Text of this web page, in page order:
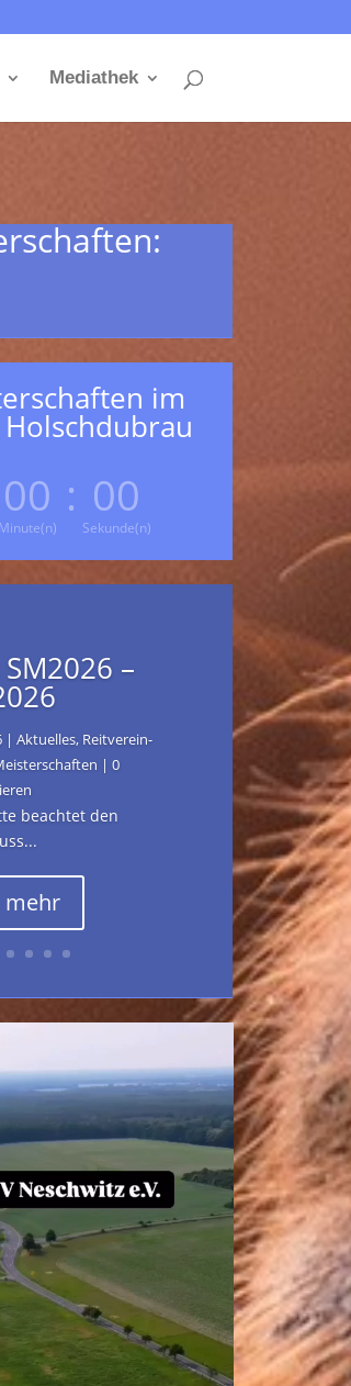
Mediathek
im
00
Minute(n)
: 00
Sekunde(n)
–
| Aktuelles, Reitverein-
| 0
beachtet den
mehr